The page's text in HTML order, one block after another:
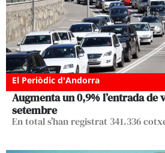
El Periòdic d'Andorra
Augmenta un 0,9% l’entrada de
setembre
En total s'han registrat 341.336